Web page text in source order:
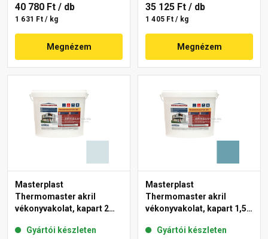
40 780 Ft / db
1 631 Ft / kg
Megnézem
35 125 Ft / db
1 405 Ft / kg
Megnézem
Masterplast
Thermomaster akril
vékonyvakolat, kapart 2
Gyártói készleten
Masterplast
Thermomaster akril
vékonyvakolat, kapart 1,5
Gyártói készleten